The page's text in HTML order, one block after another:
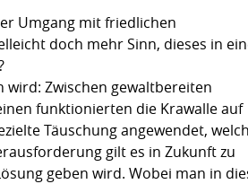
Umgang mit friedlichen
doch mehr Sinn, dieses in
Zwischen gewaltbereiten
funktionierten die Krawalle auf
Täuschung angewendet,
gilt es in Zukunft zu
geben wird. Wobei man in